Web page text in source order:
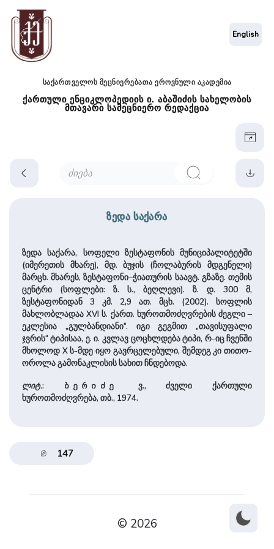
საქართველოს მეცნიერებათა ეროვნული აკადემია
ქართული ენციკლოპედიის ი. აბაშიძის სახელობის
მთავარი სამეცნიერო რედაქცია
English
ზედა საქარა
ზედა საქარა, სოფელი ზესტაფონის მუნიციპალიტეტში
(იმერეთის მხარე), მდ. ბუჯის (ჩოლაბურის მდგენელი)
მარცხ. მხარეს, ზესტაფონი–ჭიათურის საავტ. გზაზე. თემის
ცენტრი (სოფლები: ზ. ს., ბეღლევი). ზ. დ. 300 მ,
ზესტაფონიდან 3 კმ. 2,9 ათ. მცხ. (2002). სოფლის
მახლობლადაა XVI ს. ქართ. ხუროთმოძღვრების ძეგლი –
ეკლესია „გულბანდიანი“. იგი გეგმით „თავისუფალი
ჯვრის“ ტიპისაა, ე. ი. კვლავ ცოცხლდება ტიპი, რ-იც ჩვენში
მხოლოდ X ს-მდე იყო გავრცელებული, შემდეგ კი თითო-
ოროლა გამონაკლისის სახით ჩნდებოდა.
ლიტ.: ბერიძე
ვ., ძველი ქართული
ხუროთმოძღვრება, თბ., 1974.
147
© 2026